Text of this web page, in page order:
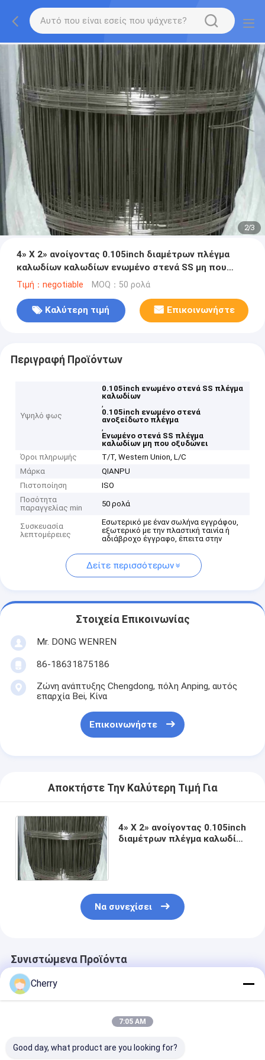
2/3
4» Χ 2» ανοίγοντας 0.105inch διαμέτρων πλέγμα
καλωδίων καλωδίων ενωμένο στενά SS μη που
οξυδώνει
Τιμή：negotiable MOQ：50 ρολά
Καλύτερη τιμή Επικοινωνήστε
Περιγραφή Προϊόντων
Υψηλό φως
0.105inch ενωμένο στενά SS πλέγμα
καλωδίων
,
0.105inch ενωμένο στενά
ανοξείδωτο πλέγμα
,
Ενωμένο στενά SS πλέγμα
καλωδίων μη που οξυδώνει
Όροι πληρωμής
T/T, Western Union, L/C
Μάρκα
QIANPU
Πιστοποίηση
ISO
Ποσότητα
παραγγελίας min
50 ρολά
Συσκευασία
λεπτομέρειες
Εσωτερικό με έναν σωλήνα εγγράφου,
εξωτερικό με την πλαστική ταινία ή
αδιάβροχο έγγραφο, έπειτα στην
Δείτε περισσότερων
Στοιχεία Επικοινωνίας
Mr. DONG WENREN
86-18631875186
Ζώνη ανάπτυξης Chengdong, πόλη Anping, αυτός
επαρχία Bei, Κίνα
Επικοινωνήστε
Αποκτήστε Την Καλύτερη Τιμή Για
4» Χ 2» ανοίγοντας 0.105inch
διαμέτρων πλέγμα καλωδίων
Να συνεχίσει
Συνιστώμενα Προϊόντα
Cherry
7:05 AM
Good day, what product are you looking for?